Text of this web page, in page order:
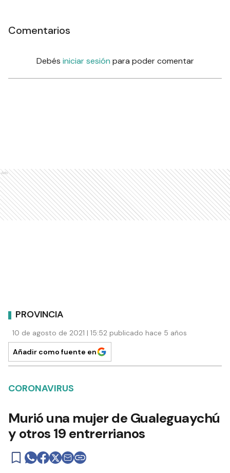
Comentarios
Debés iniciar sesión para poder comentar
Ads
PROVINCIA
10 de agosto de 2021 | 15:52 publicado hace 5 años
Añadir como fuente en
CORONAVIRUS
Murió una mujer de Gualeguaychú
y otros 19 entrerrianos